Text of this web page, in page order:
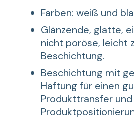
Farben: weiß und
Glänzende, glatte,
nicht poröse, leicht
Beschichtung.
Beschichtung mit
Haftung für einen
Produkttransfer